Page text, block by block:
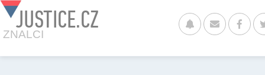
JUSTICE.CZ
ZNALCI